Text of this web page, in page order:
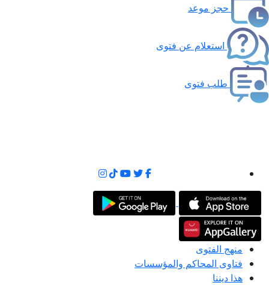
حجز موعد
استعلام عن فتوى
طلب فتوى
منهج الفتوى
فتاوى المحاكم والمؤسسات
هذا ديننا